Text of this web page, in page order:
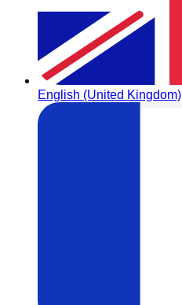
English (United Kingdom)